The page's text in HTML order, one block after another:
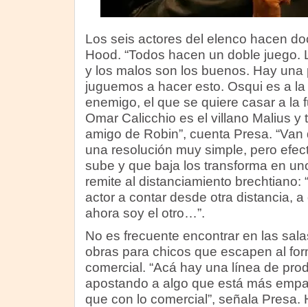
Los seis actores del elenco hacen
Hood. “Todos hacen un doble
y los malos son los buenos. Hay una
juguemos a hacer esto. Osqui es a
enemigo, el que se quiere casar a la
Omar Calicchio es el villano Malius y
amigo de Robin”, cuenta Presa.
una resolución muy simple, pero
sube y que baja los transforma en
remite al distanciamiento brechtiano:
actor a contar desde otra distancia,
ahora soy el otro…”.
No es frecuente encontrar en las
obras para chicos que escapen al
comercial. “Acá hay una línea de
apostando a algo que está más
que con lo comercial”, señala Presa.